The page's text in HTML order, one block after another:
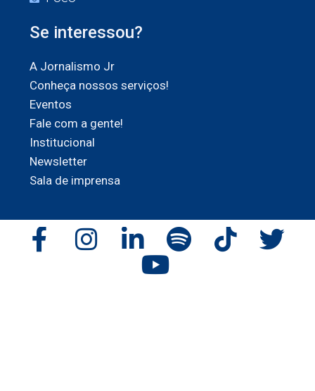
Se interessou?
A Jornalismo Jr
Conheça nossos serviços!
Eventos
Fale com a gente!
Institucional
Newsletter
Sala de imprensa